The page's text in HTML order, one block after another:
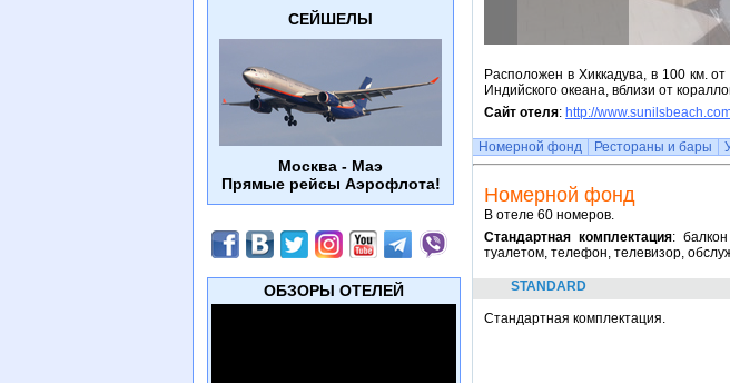
Расположен в Хиккадува, в 100 км.
Индийского океана, вблизи от
Сайт отеля: http://
Номерной фонд Рестораны и бары
Номерной фонд
В отеле 60 номеров.
Стандартная комплектация:
туалетом, телефон, телевизор,
STANDARD
Стандартная комплектация.
СЕЙШЕЛЫ
Москва - Маэ
Прямые рейсы Аэрофлота!
ОБЗОРЫ ОТЕЛЕЙ